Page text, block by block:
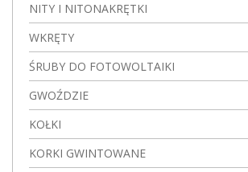
NITY I NITONAKRĘTKI
WKRĘTY
ŚRUBY DO FOTOWOLTAIKI
GWOŹDZIE
KOŁKI
KORKI GWINTOWANE